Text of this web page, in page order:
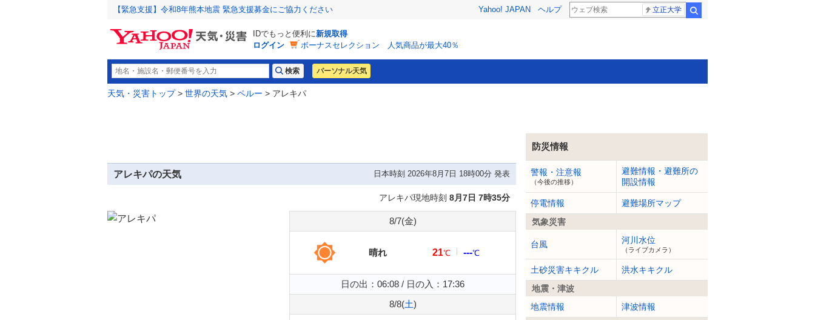
【緊急支援】令和8年熊本地震 緊急支援募金にご協力ください Yahoo! JAPAN ヘルプ 立正大学
IDでもっと便利に新規取得
ログイン
ボーナスセレクション 人気商品が最大40％
パーソナル天気
天気・災害トップ> 世界の天気 > ペルー > アレキパ
アレキパの天気 日本時刻 2026年8月7日 18時00分 発表
アレキパ現地時刻 8月7日 7時35分
8/7(金)
晴れ 21℃ ---℃
日の出：06:08 / 日の入：17:36
8/8(土)
防災情報
警報・注意報
（今後の推移）
避難情報・避難所の
開設情報
停電情報
避難場所マップ
気象災害
台風 河川水位
（ライブカメラ）
土砂災害キキクル
洪水キキクル
地震・津波
地震情報
津波情報